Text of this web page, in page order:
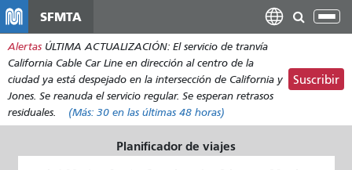
contenido
principal
SFMTA
Alertas ÚLTIMA ACTUALIZACIÓN: El servicio de tranvía
California Cable Car Line en dirección al centro de la
ciudad ya está despejado en la intersección de California y
Jones. Se reanuda el servicio regular. Se esperan retrasos
residuales.
(Más: 30 en las últimas 48 horas)
Suscribir
Planificador de viajes